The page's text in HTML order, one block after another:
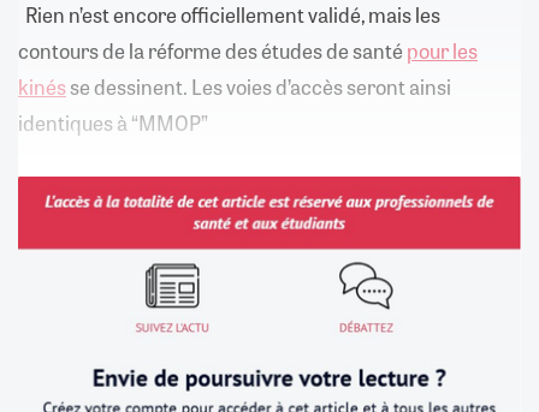
Rien n’est encore officiellement validé, mais les
contours de la réforme des études de santé pour les
kinésse dessinent. Les voies d’accès seront ainsi
identiques à “MMOP”